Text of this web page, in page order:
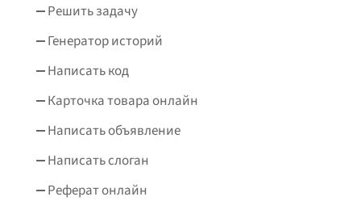
Решить задачу
Генератор историй
Написать код
Карточка товара онлайн
Написать объявление
Написать слоган
Реферат онлайн